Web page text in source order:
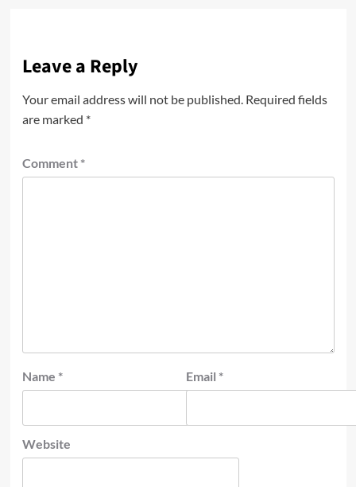
Leave a Reply
Your email address will not be published. Required fields
are marked *
Comment *
Name * Email *
Website